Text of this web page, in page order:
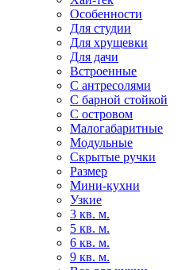
Особенности
Для студии
Для хрущевки
Для дачи
Встроенные
С антресолями
С барной стойкой
С островом
Малогабаритные
Модульные
Скрытые ручки
Размер
Мини-кухни
Узкие
3 кв. м.
5 кв. м.
6 кв. м.
9 кв. м.